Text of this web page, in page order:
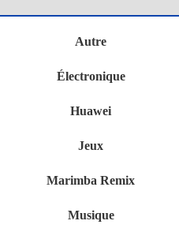
Autre
Électronique
Huawei
Jeux
Marimba Remix
Musique